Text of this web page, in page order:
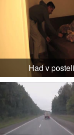
Had v posteli